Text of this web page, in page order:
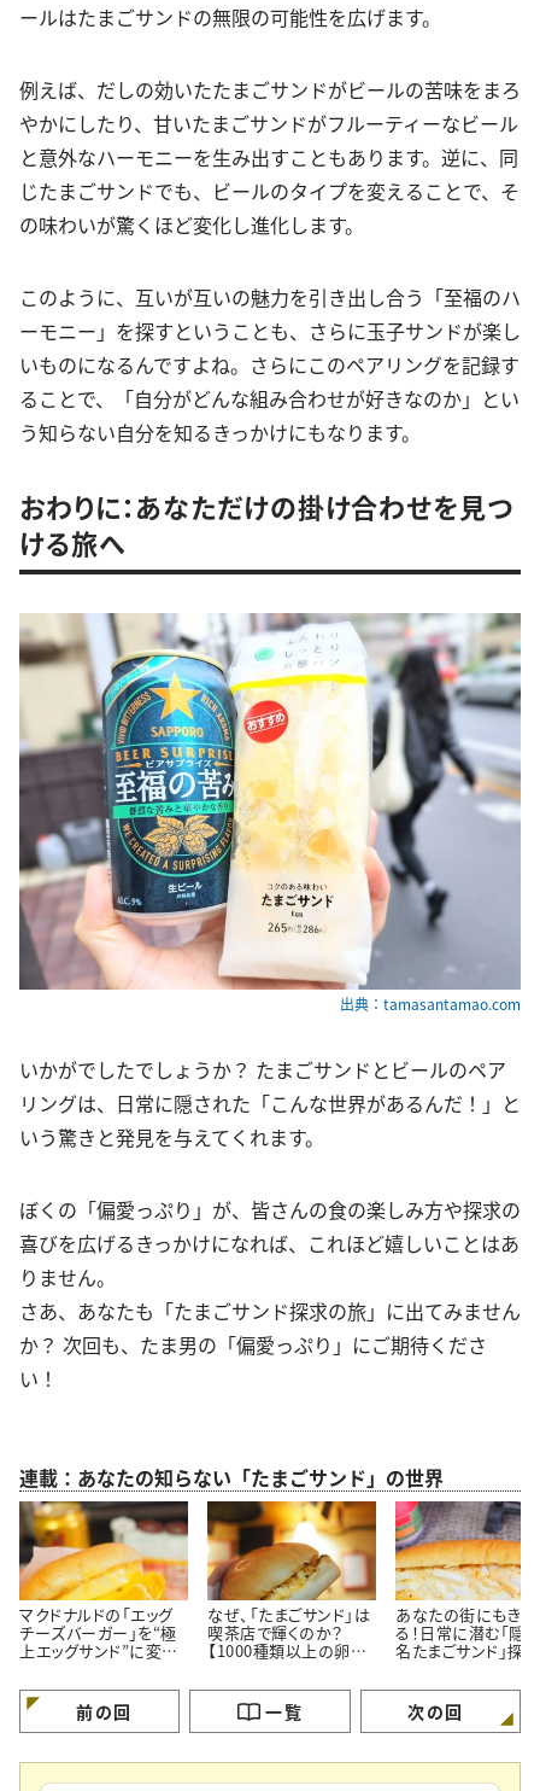
ールはたまごサンドの無限の可能性を広げます。
例えば、だしの効いたたまごサンドがビールの苦味をまろ
やかにしたり、甘いたまごサンドがフルーティーなビール
と意外なハーモニーを生み出すこともあります。逆に、同
じたまごサンドでも、ビールのタイプを変えることで、そ
の味わいが驚くほど変化し進化します。
このように、互いが互いの魅力を引き出し合う「至福のハ
ーモニー」を探すということも、さらに玉子サンドが楽し
いものになるんですよね。さらにこのペアリングを記録す
ることで、「自分がどんな組み合わせが好きなのか」とい
う知らない自分を知るきっかけにもなります。
おわりに：あなただけの掛け合わせを見つ
ける旅へ
出典：tamasantamao.com
いかがでしたでしょうか？ たまごサンドとビールのペア
リングは、日常に隠された「こんな世界があるんだ！」と
いう驚きと発見を与えてくれます。
ぼくの「偏愛っぷり」が、皆さんの食の楽しみ方や探求の
喜びを広げるきっかけになれば、これほど嬉しいことはあ
りません。
さあ、あなたも「たまごサンド探求の旅」に出てみません
か？ 次回も、たま男の「偏愛っぷり」にご期待くださ
い！
連載：あなたの知らない「たまごサンド」の世界
マクドナルドの「エッグ
チーズバーガー」を“極
上エッグサンド”に変え
世界】
なぜ、「たまごサンド」は
喫茶店で輝くのか？
【1000種類以上の卵サ
男”コラム】
あなたの街にもきっ
る！日常に潜む「隠
名たまごサンド」探
介】
前の回 一覧 次の回